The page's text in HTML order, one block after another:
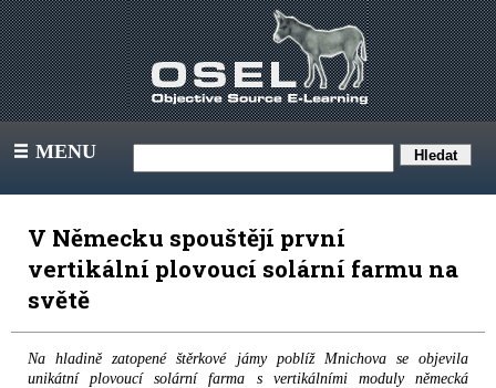
III MENU
V Německu spouštějí první
vertikální plovoucí solární farmu na
světě
Na hladině zatopené štěrkové jámy poblíž Mnichova se objevila
unikátní plovoucí solární farma s vertikálními moduly německá